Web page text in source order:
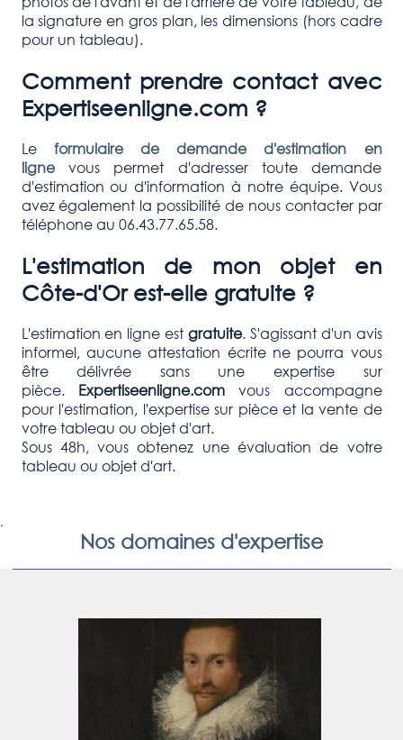
la signature en gros plan, les dimensions (hors cadre
pour un tableau).
Comment prendre contact avec
Expertiseenligne.com ?
Le formulaire de demande d'estimation en
lignevous permet d'adresser toute demande
d'estimation ou d'information à notre équipe. Vous
avez également la possibilité de nous contacter par
téléphone au 06.43.77.65.58.
L'estimation de mon objet en
Côte-d'Or est-elle gratuite ?
L'estimation en ligne est gratuite. S'agissant d'un avis
informel, aucune attestation écrite ne pourra vous
être délivrée sans une expertise sur
pièce. Expertiseenligne.comvous accompagne
pour l'estimation, l'expertise sur pièce et la vente de
votre tableau ou objet d'art.
Sous 48h, vous obtenez une évaluation de votre
tableau ou objet d'art.
.
Nos domaines d'expertise